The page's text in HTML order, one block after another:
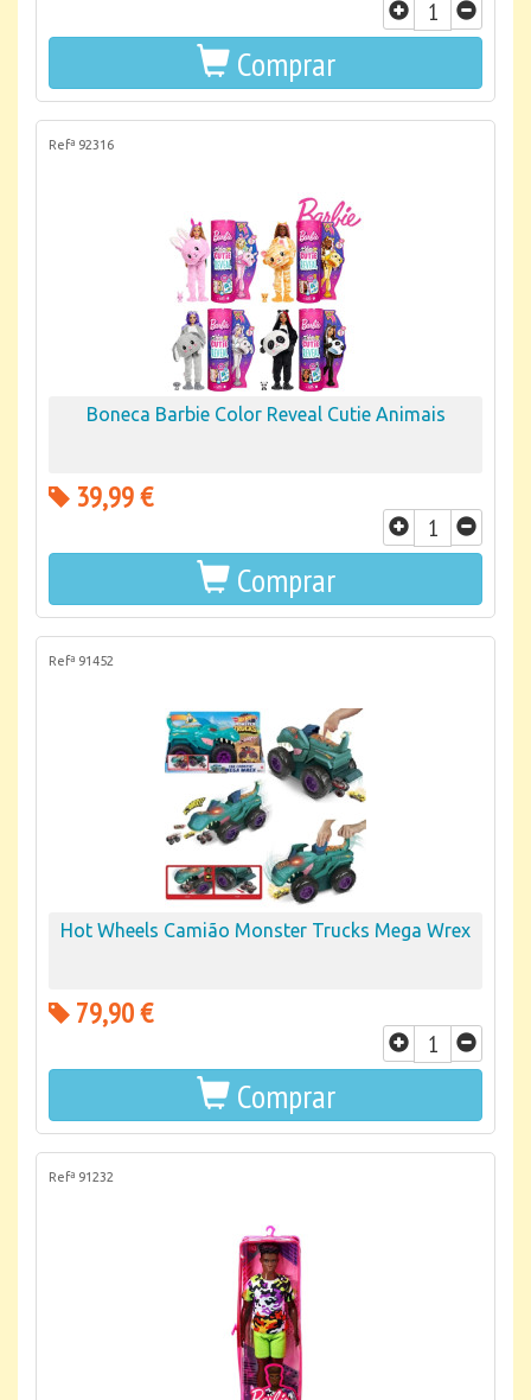
Comprar
Refª 92316
Boneca Barbie Color Reveal Cutie Animais
39,99 €
Comprar
Refª 91452
Hot Wheels Camião Monster Trucks Mega Wrex
79,90 €
Comprar
Refª 91232